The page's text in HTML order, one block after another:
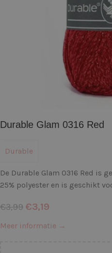
Durable Glam 0316 Red
Durable
De Durable Glam 0316 Red is
25% polyester en is geschikt
€3,99 €3,19
Meer informatie →